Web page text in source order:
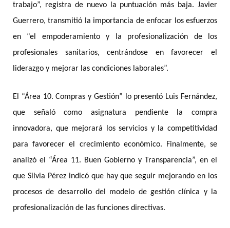
trabajo”, registra de nuevo la puntuación más baja. Javier
Guerrero, transmitió la importancia de enfocar los esfuerzos
en “el empoderamiento y la profesionalización de los
profesionales sanitarios, centrándose en favorecer el
liderazgo y mejorar las condiciones laborales”.
El “Área 10. Compras y Gestión” lo presentó Luis Fernández,
que señaló como asignatura pendiente la compra
innovadora, que mejorará los servicios y la competitividad
para favorecer el crecimiento económico. Finalmente, se
analizó el “Área 11. Buen Gobierno y Transparencia”, en el
que Silvia Pérez indicó que hay que seguir mejorando en los
procesos de desarrollo del modelo de gestión clínica y la
profesionalización de las funciones directivas.